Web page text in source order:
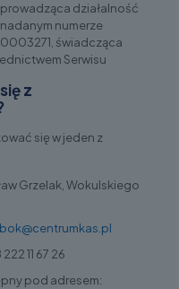
prowadząca działalność
numerze
świadcząca
Serwisu
z
się w jeden z
Grzelak, Wokulskiego
bok@centrumkas.pl
11 67 26
pod adresem: